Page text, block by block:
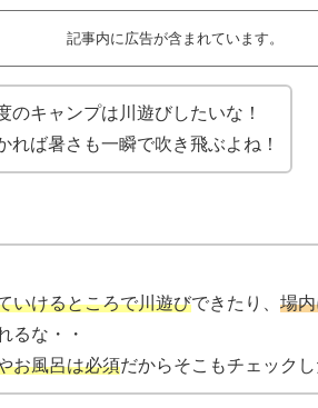
記事内に広告が含まれています。
のキャンプは川遊びしたいな！
れば暑さも一瞬で吹き飛ぶよね！
いけるところで川遊びできたり、 場
るな・・
お風呂は必須だからそこもチェックし